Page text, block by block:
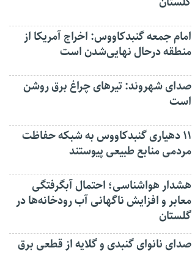
امام جمعه گنبدکاووس: اخراج آمریکا از
منطقه درحال نهایی‌شدن است
صدای شهروند: تیرهای چراغ برق روشن
است
۱۱ دهیاری گنبدکاووس به شبکه حفاظت
مردمی منابع طبیعی پیوستند
هشدار هواشناسی؛ احتمال آبگرفتگی
معابر و افزایش ناگهانی آب رودخانه‌ها در
گلستان
صدای نانوای گنبدی و گلایه از قطعی برق